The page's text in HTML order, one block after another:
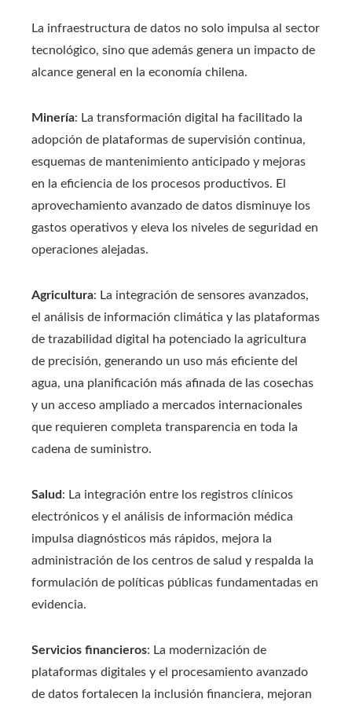
La infraestructura de datos no solo impulsa al sector
tecnológico, sino que además genera un impacto de
alcance general en la economía chilena.
Minería: La transformación digital ha facilitado la
adopción de plataformas de supervisión continua,
esquemas de mantenimiento anticipado y mejoras
en la eficiencia de los procesos productivos. El
aprovechamiento avanzado de datos disminuye los
gastos operativos y eleva los niveles de seguridad en
operaciones alejadas.
Agricultura: La integración de sensores avanzados,
el análisis de información climática y las plataformas
de trazabilidad digital ha potenciado la agricultura
de precisión, generando un uso más eficiente del
agua, una planificación más afinada de las cosechas
y un acceso ampliado a mercados internacionales
que requieren completa transparencia en toda la
cadena de suministro.
Salud: La integración entre los registros clínicos
electrónicos y el análisis de información médica
impulsa diagnósticos más rápidos, mejora la
administración de los centros de salud y respalda la
formulación de políticas públicas fundamentadas en
evidencia.
Servicios financieros: La modernización de
plataformas digitales y el procesamiento avanzado
de datos fortalecen la inclusión financiera, mejoran